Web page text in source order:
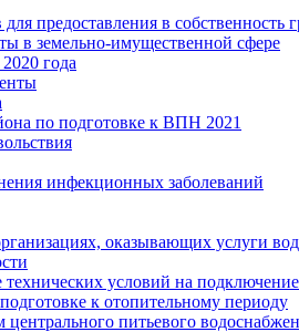
предоставления в собственность
в земельно-имущественной сфере
года
по подготовке к ВПН 2021
инфекционных заболеваний
оказывающих услуги
условий на
к отопительному периоду
питьевого